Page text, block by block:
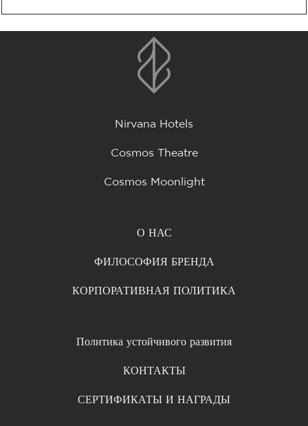
Nirvana Hotels
Cosmos Theatre
Cosmos Moonlight
О НАС
ФИЛОСОФИЯ БРЕНДА
КОРПОРАТИВНАЯ ПОЛИТИКА
Политика устойчивого развития
КОНТАКТЫ
СЕРТИФИКАТЫ И НАГРАДЫ